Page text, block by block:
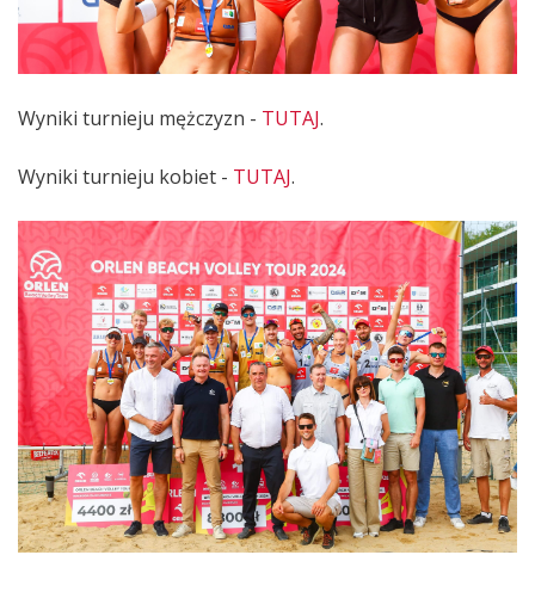
Wyniki turnieju mężczyzn - TUTAJ.
Wyniki turnieju kobiet - TUTAJ.